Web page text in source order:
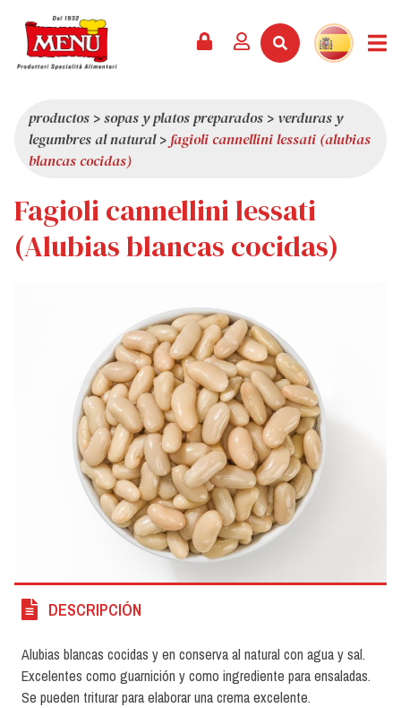
CATÁLOGO
SERVICIOS
ÚLTIMAS NOVEDADES
PREMIOS
QUIÉNES SOMOS
CALIDAD
CURIOSIDADES
SHOWROOM
productos >sopas y platos preparados > verduras y
legumbres al natural> fagioli cannellini lessati (alubias
blancas cocidas)
Fagioli cannellini lessati
(Alubias blancas cocidas)
DESCRIPCIÓN
Alubias blancas cocidas y en conserva al natural con agua y sal.
Excelentes como guarnición y como ingrediente para ensaladas.
Se pueden triturar para elaborar una crema excelente.